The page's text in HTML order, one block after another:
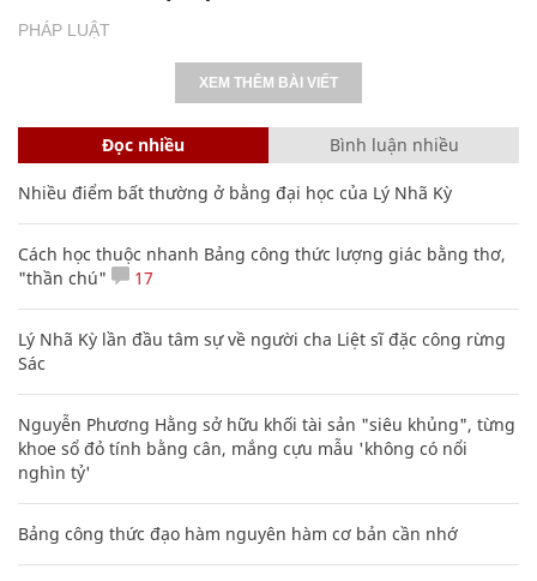
PHÁP LUẬT
XEM THÊM BÀI VIẾT
Đọc nhiều Bình luận nhiều
Nhiều điểm bất thường ở bằng đại học của Lý Nhã Kỳ
Cách học thuộc nhanh Bảng công thức lượng giác bằng thơ,
"thần chú"
17
Lý Nhã Kỳ lần đầu tâm sự về người cha Liệt sĩ đặc công rừng
Sác
Nguyễn Phương Hằng sở hữu khối tài sản "siêu khủng", từng
khoe sổ đỏ tính bằng cân, mắng cựu mẫu 'không có nổi
nghìn tỷ'
Bảng công thức đạo hàm nguyên hàm cơ bản cần nhớ